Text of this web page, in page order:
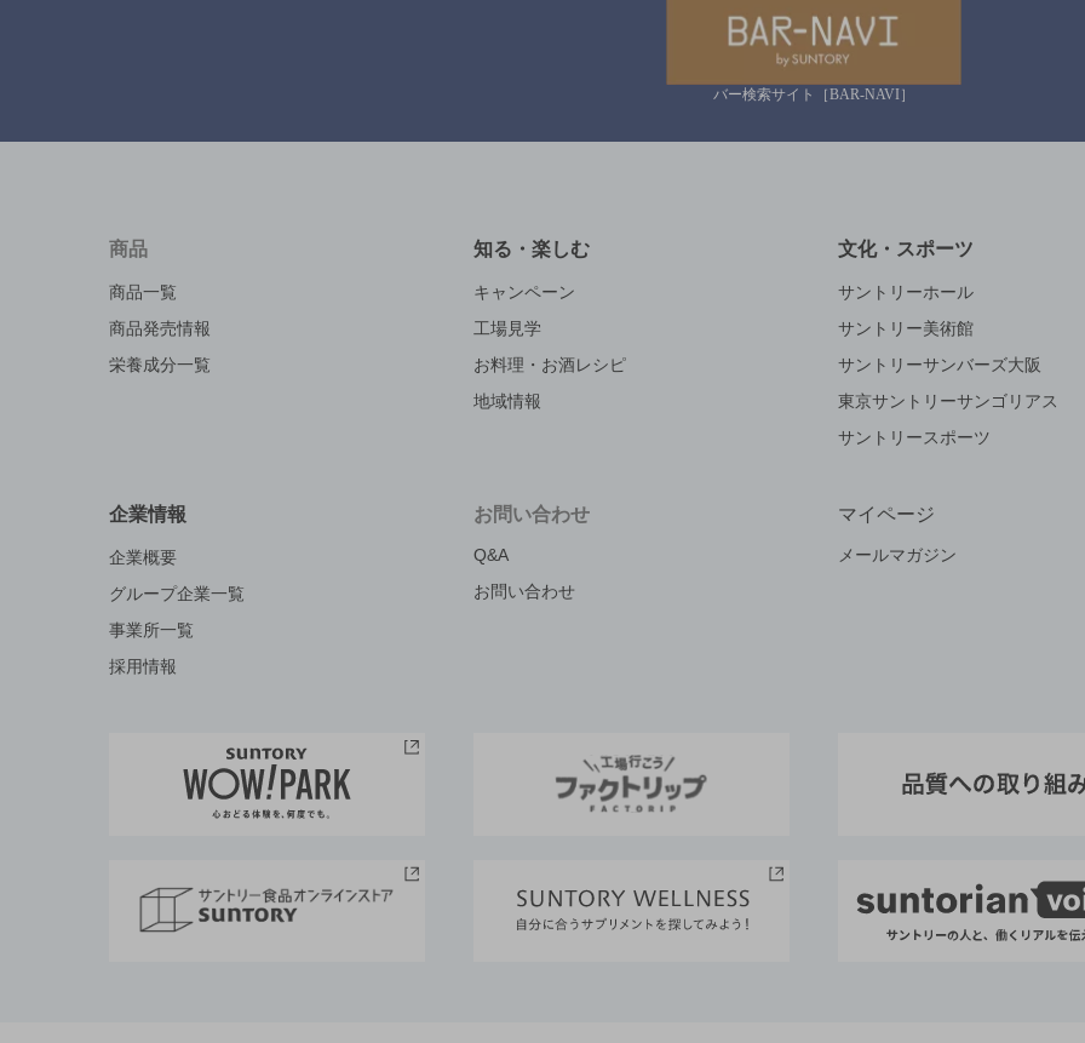
バー検索サイト［BAR-NAVI］
商品
商品一覧
商品発売情報
栄養成分一覧
知る・楽しむ
キャンペーン
工場見学
お料理・お酒レシピ
地域情報
文化・スポーツ
サントリーホール
サントリー美術館
サントリーサンバーズ大阪
東京サントリーサンゴリアス
サントリースポーツ
企業情報
企業概要
グループ企業一覧
事業所一覧
採用情報
お問い合わせ
Q&A
お問い合わせ
マイページ
メールマガジン